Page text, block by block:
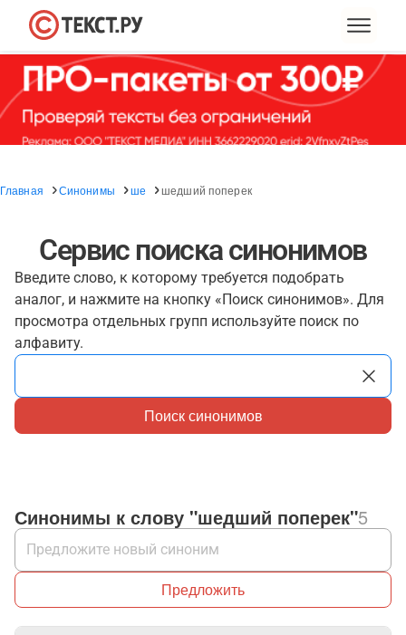
Главная Синонимы ше шедший поперек
Сервис поиска синонимов
Введите слово, к которому требуется подобрать
аналог, и нажмите на кнопку «Поиск синонимов». Для
просмотра отдельных групп используйте поиск по
алфавиту.
Поиск синонимов
Синонимы к слову "шедший поперек"5
Предложить